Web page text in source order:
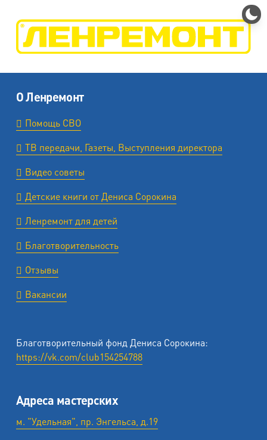
О Ленремонт
Помощь СВО
ТВ передачи, Газеты, Выступления директора
Видео советы
Детские книги от Дениса Сорокина
Ленремонт для детей
Благотворительность
Отзывы
Вакансии
Благотворительный фонд Дениса Сорокина:
https://vk.com/club154254788
Адреса мастерских
м. "Удельная", пр. Энгельса, д.19